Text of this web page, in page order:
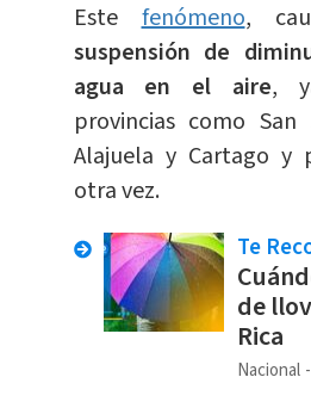
Estefenómeno,
suspensión de
agua en el aire,
provincias como San
Alajuela y Cartago y
otra vez.
Te
de
Rica
Nacional